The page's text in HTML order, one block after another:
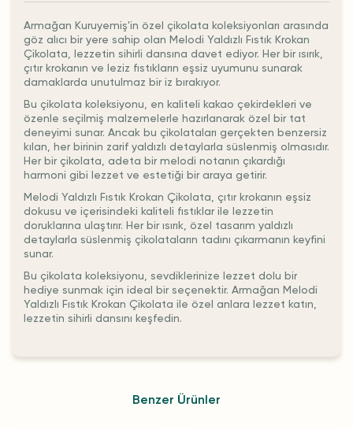
Armağan Kuruyemiş'in özel çikolata koleksiyonları arasında
göz alıcı bir yere sahip olan Melodi Yaldızlı Fıstık Krokan
Çikolata, lezzetin sihirli dansına davet ediyor. Her bir ısırık,
çıtır krokanın ve leziz fıstıkların eşsiz uyumunu sunarak
damaklarda unutulmaz bir iz bırakıyor.
Bu çikolata koleksiyonu, en kaliteli kakao çekirdekleri ve
özenle seçilmiş malzemelerle hazırlanarak özel bir tat
deneyimi sunar. Ancak bu çikolataları gerçekten benzersiz
kılan, her birinin zarif yaldızlı detaylarla süslenmiş olmasıdır.
Her bir çikolata, adeta bir melodi notanın çıkardığı
harmoni gibi lezzet ve estetiği bir araya getirir.
Melodi Yaldızlı Fıstık Krokan Çikolata, çıtır krokanın eşsiz
dokusu ve içerisindeki kaliteli fıstıklar ile lezzetin
doruklarına ulaştırır. Her bir ısırık, özel tasarım yaldızlı
detaylarla süslenmiş çikolataların tadını çıkarmanın keyfini
sunar.
Bu çikolata koleksiyonu, sevdiklerinize lezzet dolu bir
hediye sunmak için ideal bir seçenektir. Armağan Melodi
Yaldızlı Fıstık Krokan Çikolata ile özel anlara lezzet katın,
lezzetin sihirli dansını keşfedin.
Benzer Ürünler